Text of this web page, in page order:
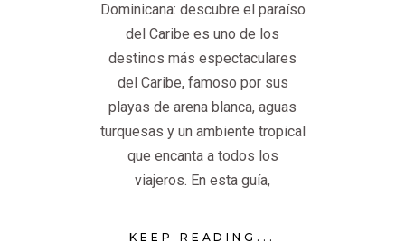
Dominicana: descubre el paraíso
del Caribe es uno de los
destinos más espectaculares
del Caribe, famoso por sus
playas de arena blanca, aguas
turquesas y un ambiente tropical
que encanta a todos los
viajeros. En esta guía,
KEEP READING...